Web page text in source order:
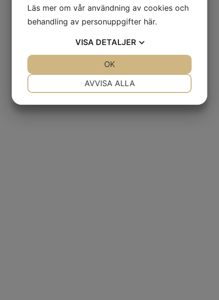
Läs mer om vår användning av cookies och
behandling av personuppgifter här.
VISA DETALJER
AVVISA ALLA
OK